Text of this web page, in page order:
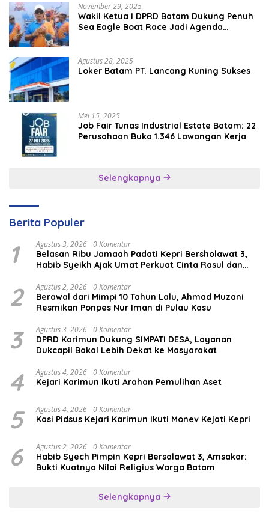
November 29, 2025
Wakil Ketua I DPRD Batam Dukung Penuh
Sea Eagle Boat Race Jadi Agenda
Agustus 28, 2025
Loker Batam PT. Lancang Kuning Sukses
Mei 15, 2025
Job Fair Tunas Industrial Estate Batam: 22
Perusahaan Buka 1.346 Lowongan Kerja
Selengkapnya
Berita Populer
1 Agustus 3, 2026 0 Komentar
Belasan Ribu Jamaah Padati Kepri Bersholawat 3,
Habib Syeikh Ajak Umat Perkuat Cinta Rasul dan
2 Agustus 2, 2026 0 Komentar
Berawal dari Mimpi 10 Tahun Lalu, Ahmad Muzani
Resmikan Ponpes Nur Iman di Pulau Kasu
3 Agustus 3, 2026 0 Komentar
DPRD Karimun Dukung SIMPATI DESA, Layanan
Dukcapil Bakal Lebih Dekat ke Masyarakat
4 Agustus 4, 2026 0 Komentar
Kejari Karimun Ikuti Arahan Pemulihan Aset
5 Agustus 4, 2026 0 Komentar
Kasi Pidsus Kejari Karimun Ikuti Monev Kejati Kepri
6 Agustus 2, 2026 0 Komentar
Habib Syech Pimpin Kepri Bersalawat 3, Amsakar:
Bukti Kuatnya Nilai Religius Warga Batam
Selengkapnya